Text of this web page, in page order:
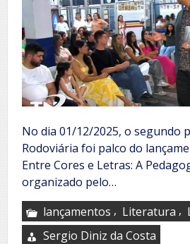
No dia 01/12/2025, o segundo
Rodoviária foi palco do
Entre Cores e Letras: A
organizado pelo…
lançamentos , Literatura ,
Sergio Diniz da Costa